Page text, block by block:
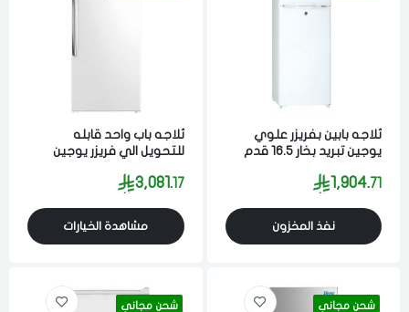
ثلاجه بابين بفريزر علوي
يوجين تبريد بخار 16.5 قدم
1,904.71
نفذ المخزون
ثلاجه باب واحد قابله
للتحويل الي فريزر يوجين
ابيض3,081.17
مشاهدة الخيارات
شحن مجاني شحن مجاني